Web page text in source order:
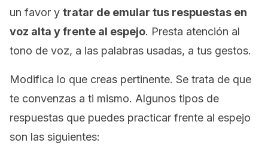
un favor y tratar de emular tus respuestas en
voz alta y frente al espejo. Presta atención al
tono de voz, a las palabras usadas, a tus gestos.
Modifica lo que creas pertinente. Se trata de que
te convenzas a ti mismo. Algunos tipos de
respuestas que puedes practicar frente al espejo
son las siguientes: